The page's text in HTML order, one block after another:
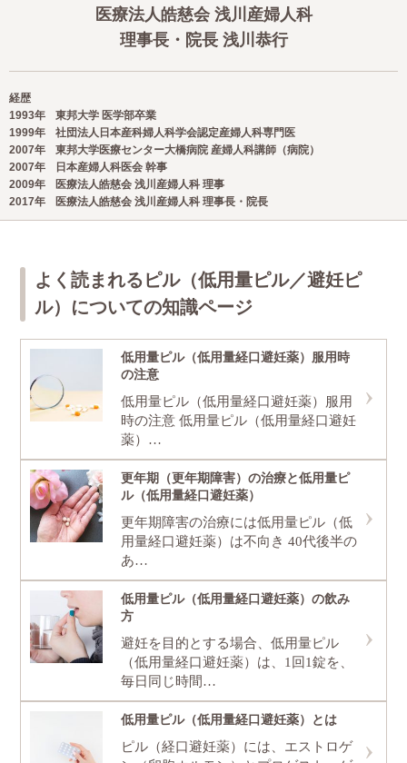
医療法人皓慈会 浅川産婦人科
理事長・院長 浅川恭行
経歴
1993年
東邦大学 医学部卒業
1999年
社団法人日本産科婦人科学会認定産婦人科専門医
2007年
東邦大学医療センター大橋病院 産婦人科講師（病院）
2007年
日本産婦人科医会 幹事
2009年
医療法人皓慈会 浅川産婦人科 理事
2017年
医療法人皓慈会 浅川産婦人科 理事長・院長
よく読まれるピル（低用量ピル／避妊ピ
ル）についての知識ページ
低用量ピル（低用量経口避妊薬）服用時
の注意
低用量ピル（低用量経口避妊薬）服用
時の注意 低用量ピル（低用量経口避妊
薬）…
更年期（更年期障害）の治療と低用量ピ
ル（低用量経口避妊薬）
更年期障害の治療には低用量ピル（低
用量経口避妊薬）は不向き 40代後半の
あ…
低用量ピル（低用量経口避妊薬）の飲み
方
避妊を目的とする場合、低用量ピル
（低用量経口避妊薬）は、1回1錠を、
毎日同じ時間…
低用量ピル（低用量経口避妊薬）とは
ピル（経口避妊薬）には、エストロゲ